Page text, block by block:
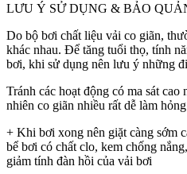
LƯU Ý SỬ DỤNG & BẢO
Do bộ bơi chất liệu vải co giãn,
khác nhau. Để tăng tuổi thọ, tính
bơi, khi sử dụng nên lưu ý những
Tránh các hoạt động có ma sát
nhiên co giãn nhiều rất dễ làm
+ Khi bơi xong nên giặt càng sớm
bể bơi có chất clo, kem chống
giảm tính đàn hồi của vải bơi